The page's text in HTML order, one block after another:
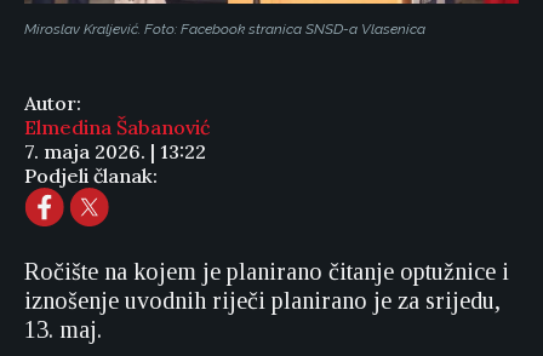
Miroslav Kraljević. Foto: Facebook stranica SNSD-a Vlasenica
Autor:
Elmedina Šabanović
7. maja 2026. | 13:22
Podjeli članak:
Ročište na kojem je planirano čitanje optužnice i
iznošenje uvodnih riječi planirano je za srijedu,
13. maj.